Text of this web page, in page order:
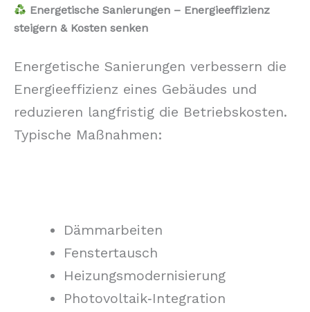
Energetische Sanierungen – Energieeffizienz
steigern & Kosten senken
Energetische Sanierungen verbessern die
Energieeffizienz eines Gebäudes und
reduzieren langfristig die Betriebskosten.
Typische Maßnahmen:
Dämmarbeiten
Fenstertausch
Heizungsmodernisierung
Photovoltaik‑Integration